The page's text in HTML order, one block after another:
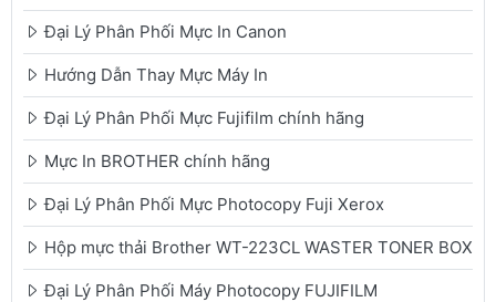
Đại Lý Phân Phối Mực In Canon
Hướng Dẫn Thay Mực Máy In
Đại Lý Phân Phối Mực Fujifilm chính hãng
Mực In BROTHER chính hãng
Đại Lý Phân Phối Mực Photocopy Fuji Xerox
Hộp mực thải Brother WT-223CL WASTER TONER BOX
Đại Lý Phân Phối Máy Photocopy FUJIFILM